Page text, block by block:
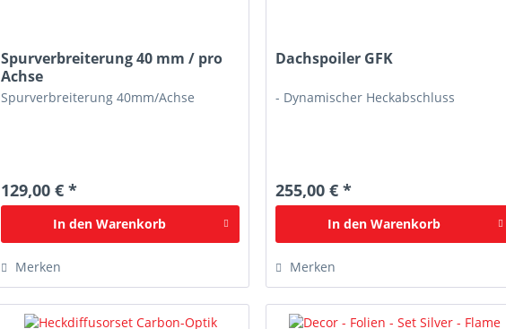
Spurverbreiterung 40 mm / pro
Achse
Spurverbreiterung 40mm/Achse
129,00 € *
In den Warenkorb
Merken
Dachspoiler GFK
- Dynamischer Heckabschluss
255,00 € *
In den Warenkorb
Merken